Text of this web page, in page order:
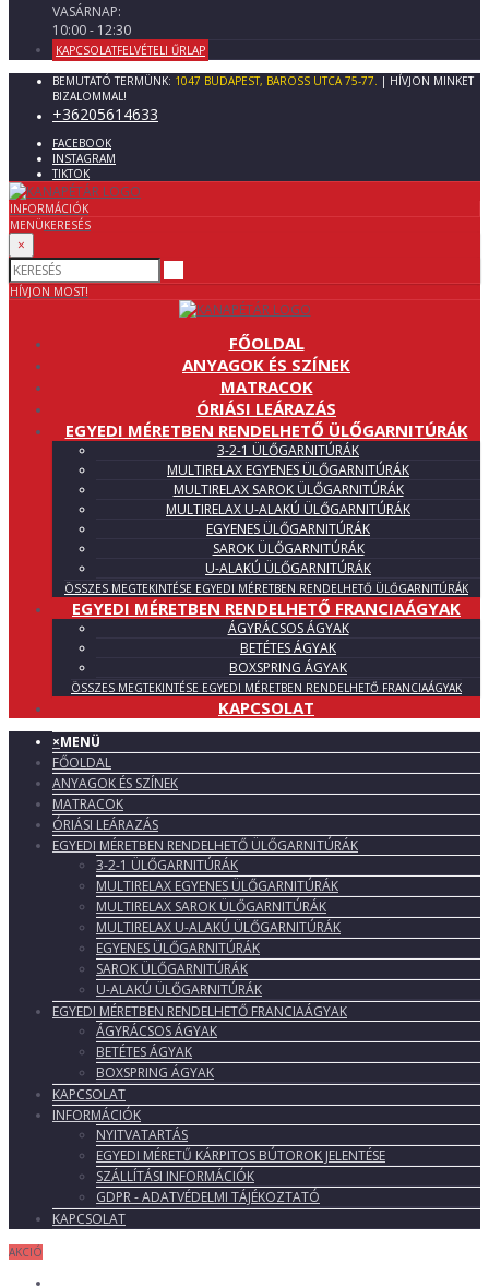
VASÁRNAP:
10:00 - 12:30
KAPCSOLATFELVÉTELI ŰRLAP
BEMUTATÓ TERMÜNK: 1047 BUDAPEST, BAROSS UTCA 75-77.
| HÍVJON MINKET
BIZALOMMAL!
+36205614633
FACEBOOK
INSTAGRAM
TIKTOK
INFORMÁCIÓK
MENÜKERESÉS
×
HÍVJON MOST!
FŐOLDAL
ANYAGOK ÉS SZÍNEK
MATRACOK
ÓRIÁSI LEÁRAZÁS
EGYEDI MÉRETBEN RENDELHETŐ ÜLŐGARNITÚRÁK
3-2-1 ÜLŐGARNITÚRÁK
MULTIRELAX EGYENES ÜLŐGARNITÚRÁK
MULTIRELAX SAROK ÜLŐGARNITÚRÁK
MULTIRELAX U-ALAKÚ ÜLŐGARNITÚRÁK
EGYENES ÜLŐGARNITÚRÁK
SAROK ÜLŐGARNITÚRÁK
U-ALAKÚ ÜLŐGARNITÚRÁK
ÖSSZES MEGTEKINTÉSE EGYEDI MÉRETBEN RENDELHETŐ ÜLŐGARNITÚRÁK
EGYEDI MÉRETBEN RENDELHETŐ FRANCIAÁGYAK
ÁGYRÁCSOS ÁGYAK
BETÉTES ÁGYAK
BOXSPRING ÁGYAK
ÖSSZES MEGTEKINTÉSE EGYEDI MÉRETBEN RENDELHETŐ FRANCIAÁGYAK
KAPCSOLAT
×MENÜ
FŐOLDAL
ANYAGOK ÉS SZÍNEK
MATRACOK
ÓRIÁSI LEÁRAZÁS
EGYEDI MÉRETBEN RENDELHETŐ ÜLŐGARNITÚRÁK
3-2-1 ÜLŐGARNITÚRÁK
MULTIRELAX EGYENES ÜLŐGARNITÚRÁK
MULTIRELAX SAROK ÜLŐGARNITÚRÁK
MULTIRELAX U-ALAKÚ ÜLŐGARNITÚRÁK
EGYENES ÜLŐGARNITÚRÁK
SAROK ÜLŐGARNITÚRÁK
U-ALAKÚ ÜLŐGARNITÚRÁK
EGYEDI MÉRETBEN RENDELHETŐ FRANCIAÁGYAK
ÁGYRÁCSOS ÁGYAK
BETÉTES ÁGYAK
BOXSPRING ÁGYAK
KAPCSOLAT
INFORMÁCIÓK
NYITVATARTÁS
EGYEDI MÉRETŰ KÁRPITOS BÚTOROK JELENTÉSE
SZÁLLÍTÁSI INFORMÁCIÓK
GDPR - ADATVÉDELMI TÁJÉKOZTATÓ
KAPCSOLAT
AKCIÓ